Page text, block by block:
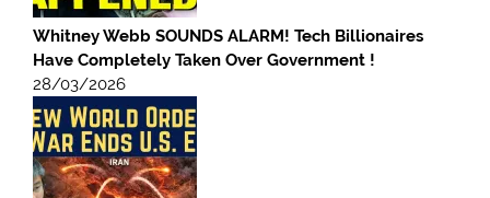
Whitney Webb SOUNDS ALARM! Tech Billionaires
Have Completely Taken Over Government !
28/03/2026